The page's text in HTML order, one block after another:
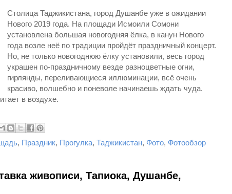
Столица Таджикистана, город Душанбе уже в ожидании
Нового 2019 года. На площади Исмоили Сомони
установлена большая новогодняя ёлка, в канун Нового
года возле неё по традиции пройдёт праздничный концерт.
Но, не только новогоднюю ёлку установили, весь город
украшен по-праздничному везде разноцветные огни,
гирлянды, переливающиеся иллюминации, всё очень
красиво, волшебно и поневоле начинаешь ждать чуда.
в воздухе.
, Праздник, Прогулка, Таджикистан, Фото, Фотообзор
живописи, Тапиока, Душанбе,